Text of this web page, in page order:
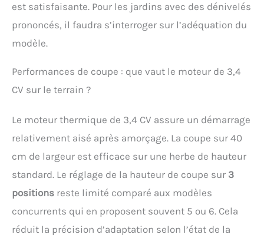
est satisfaisante. Pour les jardins avec des dénivelés
prononcés, il faudra s’interroger sur l’adéquation du
modèle.
Performances de coupe : que vaut le moteur de 3,4
CV sur le terrain ?
Le moteur thermique de 3,4 CV assure un démarrage
relativement aisé après amorçage. La coupe sur 40
cm de largeur est efficace sur une herbe de hauteur
standard. Le réglage de la hauteur de coupe sur 3
positions reste limité comparé aux modèles
concurrents qui en proposent souvent 5 ou 6. Cela
réduit la précision d’adaptation selon l’état de la